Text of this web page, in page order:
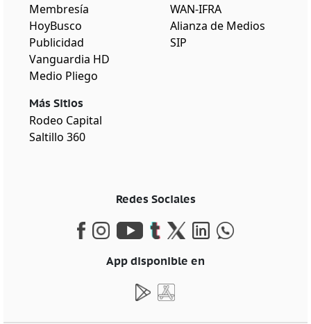
Membresía
HoyBusco
Publicidad
Vanguardia HD
Medio Pliego
Más Sitios
Rodeo Capital
Saltillo 360
WAN-IFRA
Alianza de Medios
SIP
Redes Sociales
App disponible en